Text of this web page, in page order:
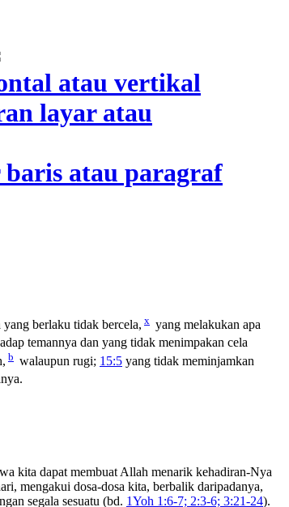
yang berlaku tidak bercela, x yang melakukan apa
temannya dan yang tidak menimpakan cela
b walaupun rugi; 15:5 yang tidak meminjamkan
kita dapat membuat Allah menarik kehadiran-Nya
mengakui dosa-dosa kita, berbalik daripadanya,
segala sesuatu (bd. 1Yoh 1:6-7; 2:3-6; 3:21-24).